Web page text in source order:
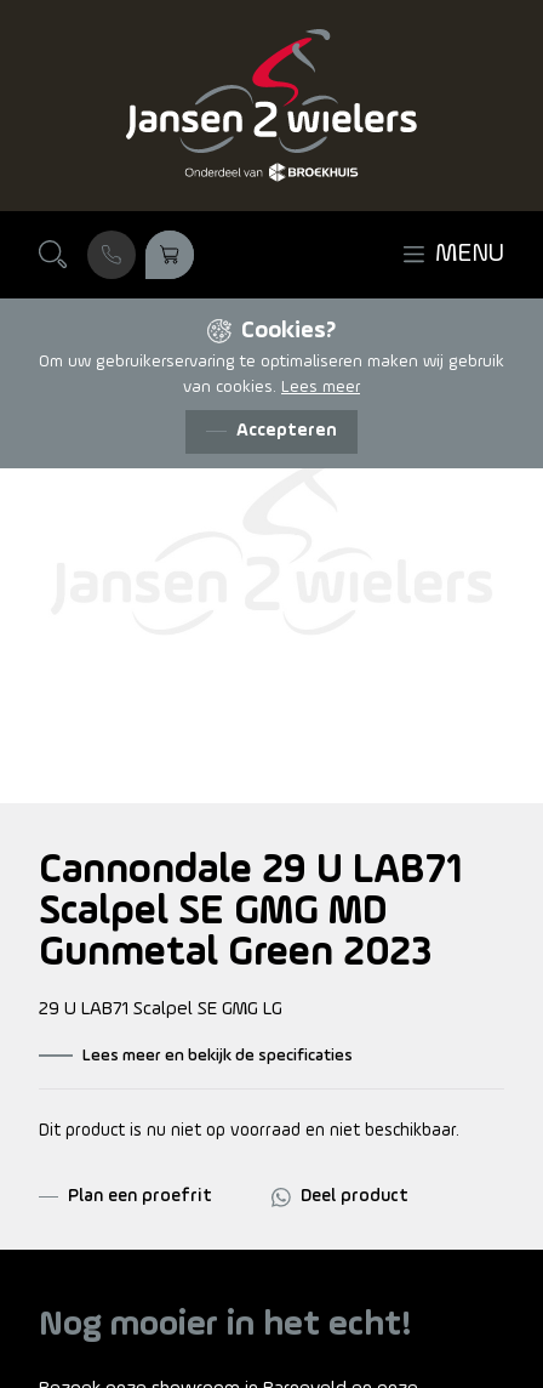
MENU
Cookies?
Om uw gebruikerservaring te optimaliseren maken wij gebruik
van cookies. Lees meer
Accepteren
Cannondale 29 U LAB71
Scalpel SE GMG MD
Gunmetal Green 2023
29 U LAB71 Scalpel SE GMG LG
Lees meer en bekijk de specificaties
Dit product is nu niet op voorraad en niet beschikbaar.
Plan een proefrit Deel product
Nog mooier in het echt!